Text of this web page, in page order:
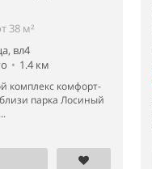
38 м²
вл4
• 1.4 км
комплекс комфорт-
парка Лосиный